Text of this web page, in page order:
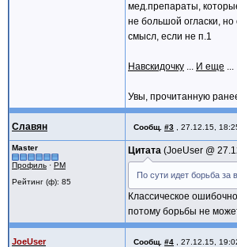
мед.препараты,
не большой огласки, но
смысл, если не п.1
Навскидочку ... И еще ...
Увы, прочитанную
Славян Сообщ. #3 27.12.15,
Master
Профиль · PM
Рейтинг (ф): 85
Цитата JoeUser @
По сути идет борьба за
Классическое
потому борьбы не
JoeUser Сообщ. #4 27.12.15,